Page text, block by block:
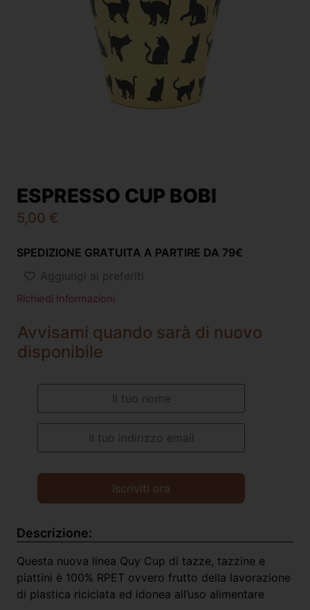
ESPRESSO CUP BOBI
5,00 €
SPEDIZIONE GRATUITA A PARTIRE DA 79€
Aggiungi ai preferiti
Richiedi Informazioni
Avvisami quando sarà di nuovo
disponibile
Descrizione:
Questa nuova linea Quy Cup di tazze, tazzine e
piattini è 100% RPET ovvero frutto della lavorazione
di plastica riciclata ed idonea all’uso alimentare